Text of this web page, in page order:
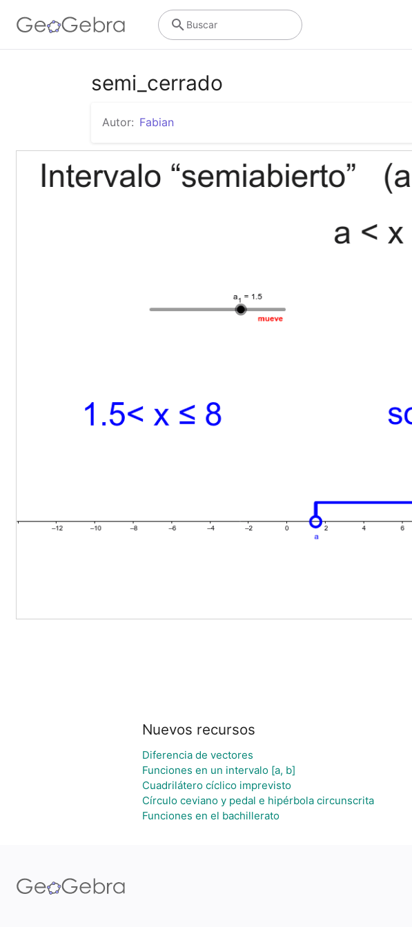
Buscar
semi_cerrado
Autor: Fabian
Nuevos recursos
Diferencia de vectores
Funciones en un intervalo [a, b]
Cuadrilátero cíclico imprevisto
Círculo ceviano y pedal e hipérbola circunscrita
Funciones en el bachillerato